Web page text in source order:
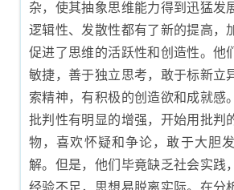
杂，使其抽象思维能力得到迅猛发
逻辑性、发散性都有了新的提高，
促进了思维的活跃性和创造性。他
敏捷，善于独立思考，敢于标新立
索精神，有积极的创造欲和成就感
批判性有明显的增强，开始用批判
物，喜欢怀疑和争论，敢于大胆
解。但是，他们毕竟缺乏社会实践